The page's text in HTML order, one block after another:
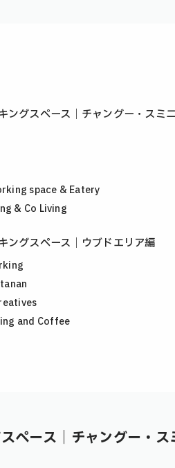
ングスペース｜チャングー・スミ
space & Eatery
& Co Living
ングスペース｜ウブドエリア編
and Coffee
ペース｜チャングー・ス